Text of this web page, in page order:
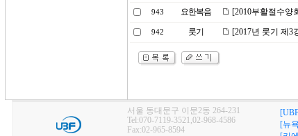
943 요한복음 [2010부활절수양
942 룻기 [2017년 룻기 제3
서울 동대문구 이문2동 264-231
Tel:070-7119-3521,02-968-4586
Fax:02-965-8594
[뉴